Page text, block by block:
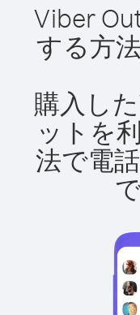
Viber
する方
購入し
ットを
法で電